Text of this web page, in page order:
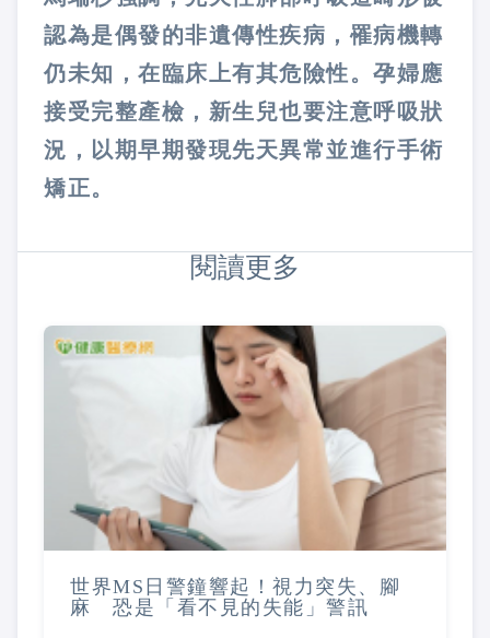
認為是偶發的非遺傳性疾病，罹病機轉
仍未知，在臨床上有其危險性。孕婦應
接受完整產檢，新生兒也要注意呼吸狀
況，以期早期發現先天異常並進行手術
矯正。
閱讀更多
世界MS日警鐘響起！視力突失、腳
麻 恐是「看不見的失能」警訊